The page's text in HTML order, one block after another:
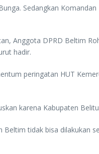
Sedangkan
Anggota DPRD Beltim
hadir.
peringatan HUT
karena Kabupaten
tidak bisa dilakukan